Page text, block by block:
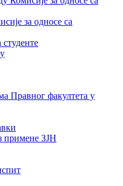
за односе са
Правног факултета у
примене ЗЈН